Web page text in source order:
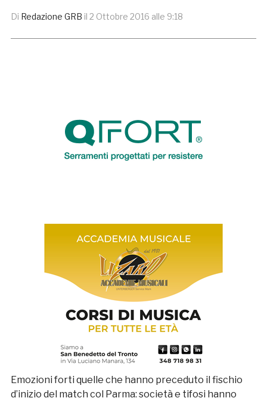
Di Redazione GRB il 2 Ottobre 2016 alle 9:18
Emozioni forti quelle che hanno preceduto il fischio
d’inizio del match col Parma: società e tifosi hanno